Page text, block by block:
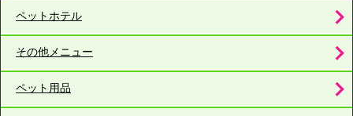
ペットホテル
その他メニュー
ペット用品